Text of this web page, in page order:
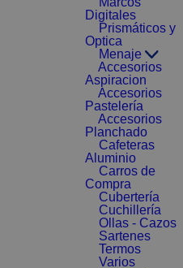
Digitales
Prismáticos y
Optica
Menaje
Accesorios
Aspiracion
Accesorios
Pastelería
Accesorios
Planchado
Cafeteras
Aluminio
Carros de
Compra
Cubertería
Cuchillería
Ollas - Cazos
Sartenes
Termos
Varios